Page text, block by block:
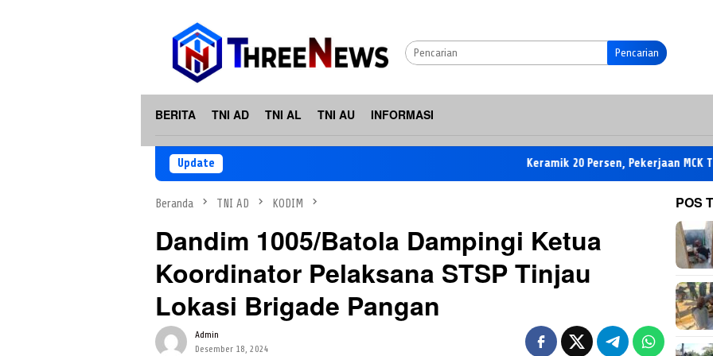
Pencarian
BERITA TNI AD TNI AL TNI AU INFORMASI
Update Keramik 20 Persen, Pekerjaan MCK TMMD di
Beranda TNI AD KODIM
Dandim 1005/Batola Dampingi Ketua
Koordinator Pelaksana STSP Tinjau
Lokasi Brigade Pangan
Admin
Desember 18, 2024
POS